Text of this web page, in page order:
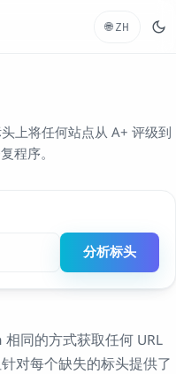
🌐 ZH
上将任何站点从 A+ 评级到
程序。
分析标头
同的方式获取任何 URL
对每个缺失的标头提供了